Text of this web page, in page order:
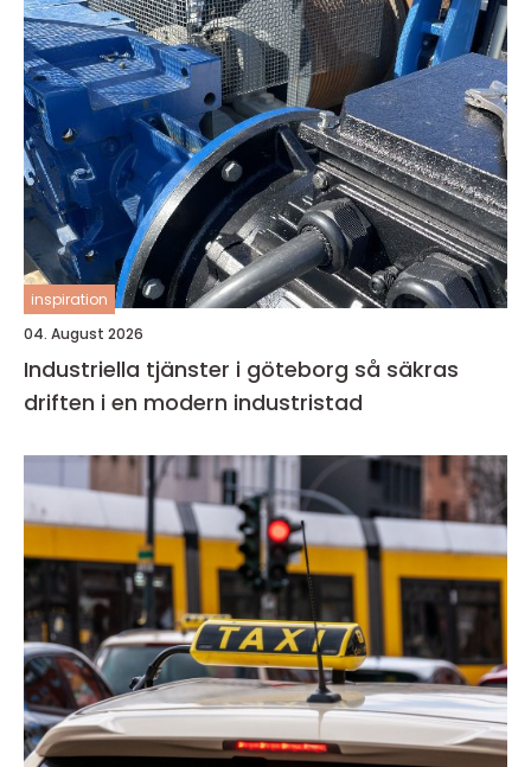
inspiration
04. August 2026
Industriella tjänster i göteborg så säkras
driften i en modern industristad